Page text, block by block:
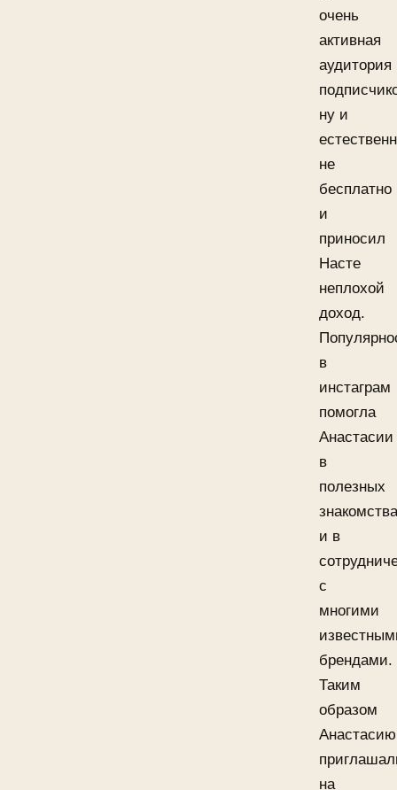
очень
активная
аудитория
ну и
не
бесплатно
и
приносил
Насте
неплохой
доход.
в
инстаграм
помогла
Анастасии
в
полезных
и в
с
многими
брендами.
Таким
образом
Анастасию
на